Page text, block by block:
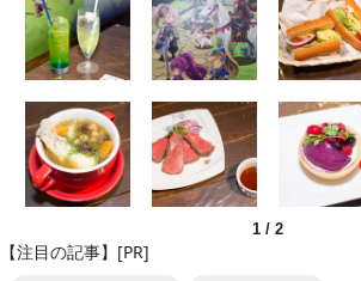
1 / 2
【注目の記事】[PR]